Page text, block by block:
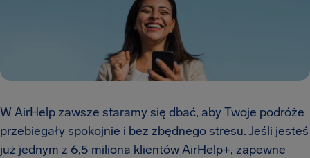
W AirHelp zawsze staramy się dbać, aby Twoje podróże
przebiegały spokojnie i bez zbędnego stresu. Jeśli jesteś
już jednym z 6,5 miliona klientów AirHelp+, zapewne